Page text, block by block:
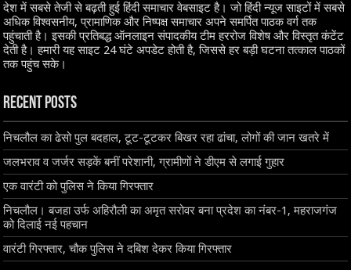
देश में सबसे तेजी से बढ़ती हुई हिंदी समाचार वेबसाइट है। जो हिंदी न्यूज साइटों में सबसे
अधिक विश्वसनीय, प्रामाणिक और निष्पक्ष समाचार अपने समर्पित पाठक वर्ग तक
पहुंचाती है। इसकी प्रतिबद्ध ऑनलाइन संपादकीय टीम हररोज विशेष और विस्तृत कंटेंट
देती है। हमारी यह साइट 24 घंटे अपडेट होती है, जिससे हर बड़ी घटना तत्काल पाठकों
तक पहुंच सके।
Recent Posts
निचलौल का ढेसो पुल बदहाल, टूट-टूटकर बिखर रहा ढांचा, लोगों की जान खतरे में
जलभराव व जर्जर सड़कें बनीं परेशानी, ग्रामीणों ने डीएम से लगाई गुहार
एक वारंटी को पुलिस ने किया गिरफ्तार
निचलौल। बजहा उर्फ अहिरौली का अमृत सरोवर बना प्रदेश का नंबर-1, महराजगंज
को दिलाई नई पहचान
वारंटी गिरफ्तार, चौक पुलिस ने दबिश देकर किया गिरफ्तार